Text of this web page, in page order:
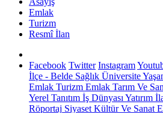
Emlak
Turizm
Resmî İlan
Facebook Twitter Instagram
İlçe - Belde Sağlık Üniversite
Emlak Turizm Emlak Tarım Ve
Yerel Tanıtım İş Dünyası Yatırım
Röportaj Siyaset Kültür Ve Sanat